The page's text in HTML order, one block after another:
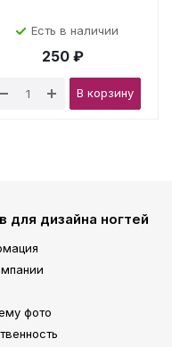
Есть в наличии
250 ₽
В корзину
для дизайна ногтей
фото